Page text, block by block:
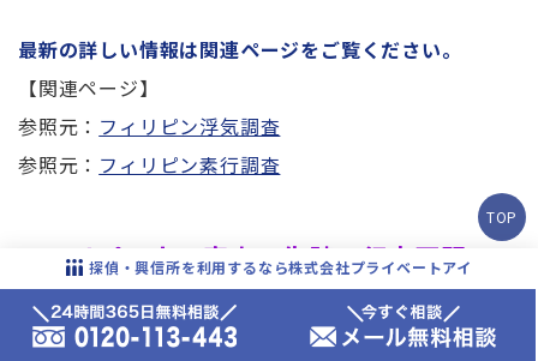
探偵・興信所を利用するなら株式会社プライベートアイ
TOP
最新の詳しい情報は関連ページをご覧ください。
【関連ページ】
参照元： フィリピン浮気調査
参照元： フィリピン素行調査
フィリピン人の家出・失踪・行方不明
フィリピン人の家出・失踪・行方不明